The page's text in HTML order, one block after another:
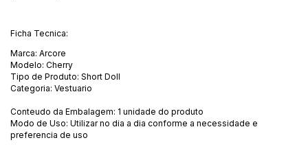
Ficha Tecnica:
Marca: Arcore
Modelo: Cherry
Tipo de Produto: Short Doll
Categoria: Vestuario
Conteudo da Embalagem: 1 unidade do produto
Modo de Uso: Utilizar no dia a dia conforme a necessidade e
preferencia de uso